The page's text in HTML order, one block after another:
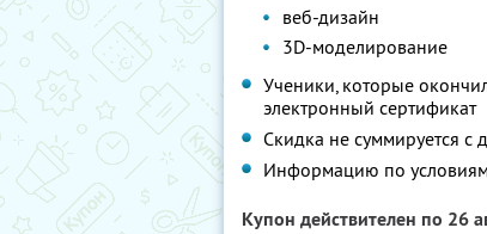
веб-дизайн
3D-моделирование
Ученики, которые
электронный сертификат
Скидка не суммируется
Информацию по
Купон действителен по 26